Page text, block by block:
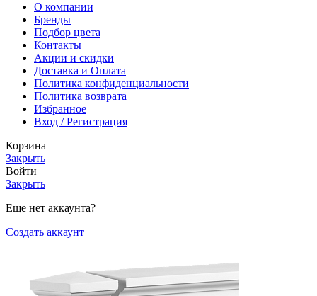
О компании
Бренды
Подбор цвета
Контакты
Акции и скидки
Доставка и Оплата
Политика конфиденциальности
Политика возврата
Избранное
Вход / Регистрация
Корзина
Закрыть
Войти
Закрыть
Еще нет аккаунта?
Создать аккаунт